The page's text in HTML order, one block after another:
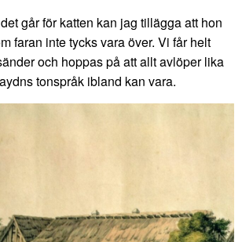
går för katten kan jag tillägga att hon
faran inte tycks vara över. Vi får helt
och hoppas på att allt avlöper lika
tonspråk ibland kan vara.